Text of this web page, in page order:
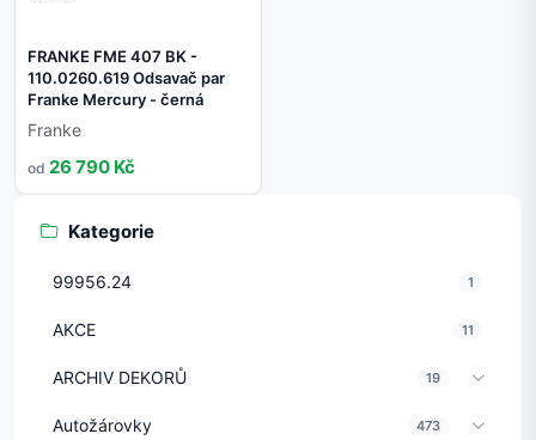
FRANKE FME 407 BK -
110.0260.619 Odsavač par
Franke Mercury - černá
Franke
od 26 790 Kč
Kategorie
99956.24 1
AKCE 11
ARCHIV DEKORŮ 19
Autožárovky 473